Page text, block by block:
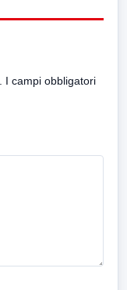
I campi obbligatori